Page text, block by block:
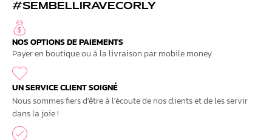
#SEMBELLIRAVECORLY
NOS OPTIONS DE PAIEMENTS
Payer en boutique ou à la livraison par mobile money
UN SERVICE CLIENT SOIGNÉ
Nous sommes fiers d'être à l'écoute de nos clients et de les servir
dans la joie !